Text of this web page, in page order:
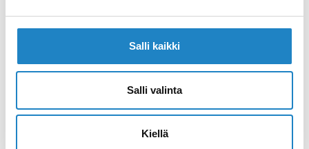
Salli kaikki
Salli valinta
Kiellä
Email >>
Navigate >>